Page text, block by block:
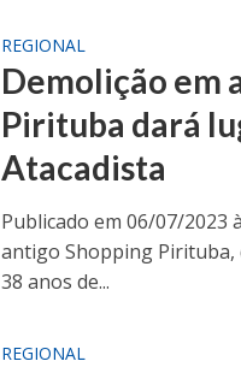
REGIONAL
Demolição em
Pirituba dará
Atacadista
Publicado em 06/07/2023
antigo Shopping Pirituba,
38 anos de...
REGIONAL